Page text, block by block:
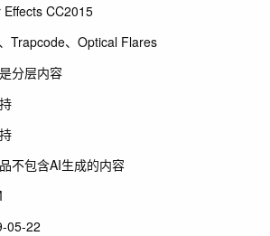
Effects CC2015
Trapcode、Optical Flares
分层内容
不包含AI生成的内容
05-22